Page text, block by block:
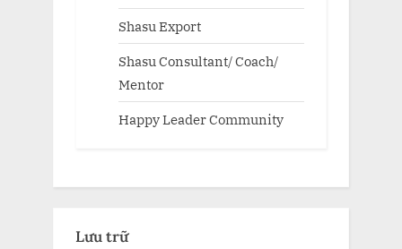
Shasu Export
Shasu Consultant/ Coach/
Mentor
Happy Leader Community
Lưu trữ